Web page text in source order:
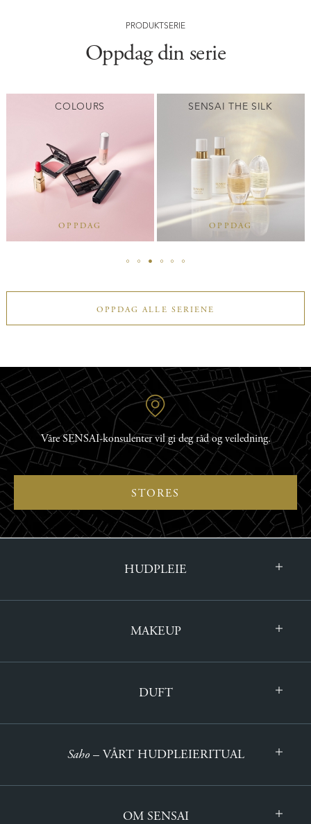
PRODUKTSERIE
Oppdag din serie
COLOURS
OPPDAG
SENSAI THE SILK
OPPDAG
OPPDAG ALLE SERIENE
Våre SENSAI-konsulenter vil gi deg råd og veiledning.
STORES
HUDPLEIE
MAKEUP
DUFT
Saho– VÅRT HUDPLEIERITUAL
OM SENSAI